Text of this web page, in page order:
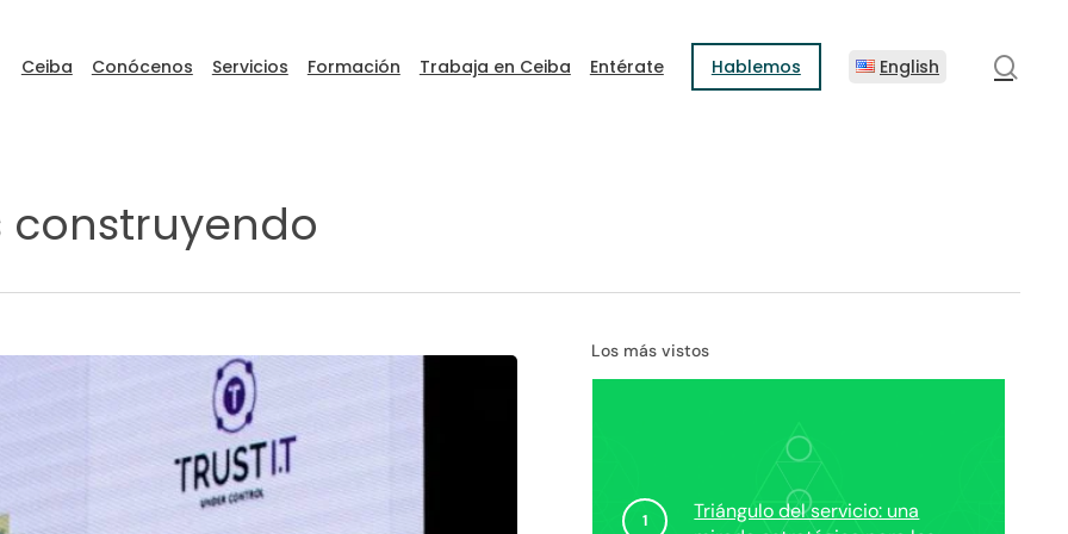
Ceiba Conócenos Servicios Formación Trabaja en Ceiba Entérate
Go to Ceiba
Hablemos English
construyendo
Los más vistos
Triángulo del servicio: una